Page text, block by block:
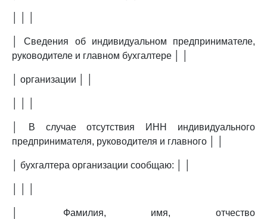
│ Сведения об индивидуальном предпринимателе,
руководителе и главном бухгалтере │ │
│ организации │ │
│ В случае отсутствия ИНН индивидуального
предпринимателя, руководителя и главного │ │
│ бухгалтера организации сообщаю: │ │
│ Фамилия, имя, отчество